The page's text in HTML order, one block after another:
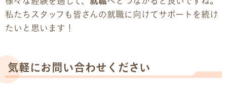
様々な経験を通して、 就職へとつながると良いですね。
私たちスタッフも皆さんの就職に向けてサポートを続け
たいと思います！
気軽にお問い合わせください